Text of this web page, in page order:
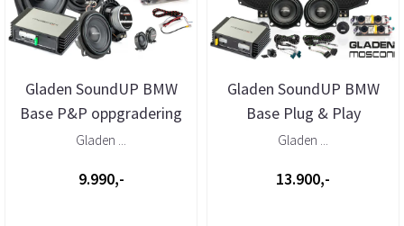
Gladen SoundUP BMW
Base P&P oppgradering
Gladen ...
9.990,-
Gladen SoundUP BMW
Base Plug & Play
frontsett og DSP-
Gladen ...
13.900,-